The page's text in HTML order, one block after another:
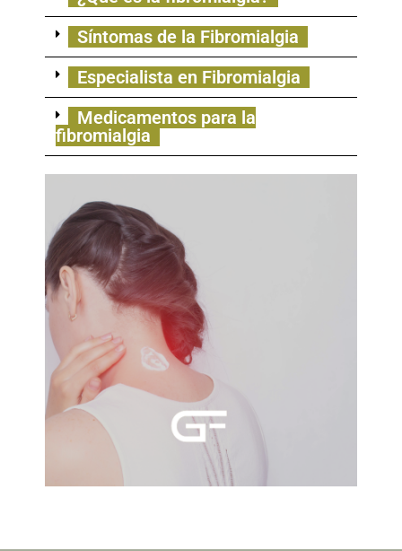
Síntomas de la Fibromialgia
Especialista en Fibromialgia
Medicamentos para la
fibromialgia